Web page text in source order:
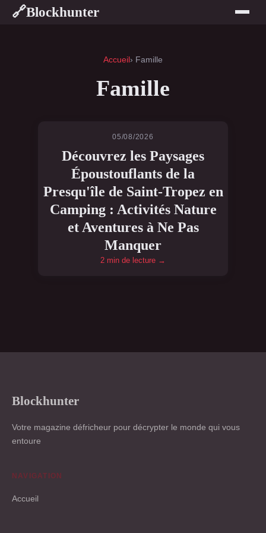
🔗Blockhunter
Accueil › Famille
Famille
05/08/2026
Découvrez les Paysages
Époustouflants de la
Presqu'île de Saint-Tropez en
Camping : Activités Nature
et Aventures à Ne Pas
Manquer
2 min de lecture →
Blockhunter
Votre magazine défricheur pour décrypter le monde qui vous
entoure
NAVIGATION
Accueil